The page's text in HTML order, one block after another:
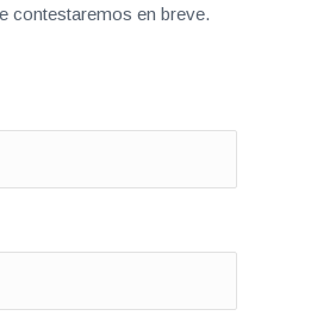
contestaremos en breve.